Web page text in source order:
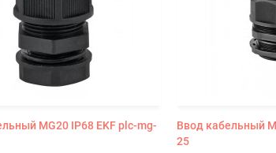
MG20 IP68 EKF plc-mg-
Ввод кабельный
25